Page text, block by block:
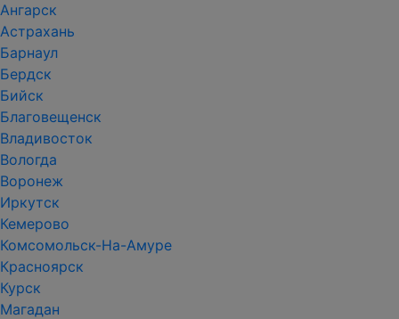
Ангарск
Астрахань
Барнаул
Бердск
Бийск
Благовещенск
Владивосток
Вологда
Воронеж
Иркутск
Кемерово
Комсомольск-На-Амуре
Красноярск
Курск
Магадан